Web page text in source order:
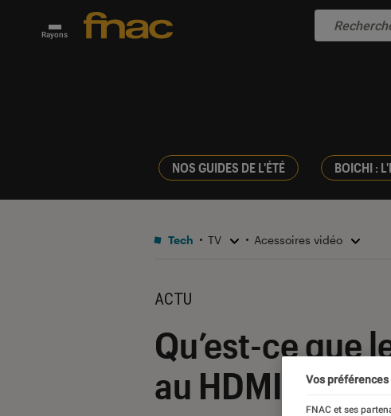
Rayons
NOS GUIDES DE L'ÉTÉ BOICHI :
Tech TV Acessoires vidéo
ACTU
Qu’est-ce que
au HDMI qui
Vos
FNAC et ses